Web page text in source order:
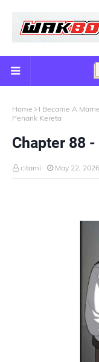
Home I Became A
Penarik Kereta
Chapter 88
citami May 22, 2026